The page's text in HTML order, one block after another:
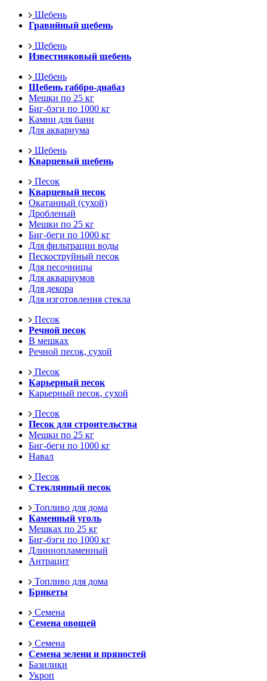
Щебень
Гравийный щебень
Щебень
Известняковый щебень
Щебень
Щебень габбро-диабаз
Мешки по 25 кг
Биг-бэги по 1000 кг
Камни для бани
Для аквариума
Щебень
Кварцевый щебень
Песок
Кварцевый песок
Окатанный (сухой)
Дробленый
Мешки по 25 кг
Биг-беги по 1000 кг
Для фильтрации воды
Пескоструйный песок
Для песочницы
Для аквариумов
Для декора
Для изготовления стекла
Песок
Речной песок
В мешках
Речной песок, сухой
Песок
Карьерный песок
Карьерный песок, сухой
Песок
Песок для строительства
Мешки по 25 кг
Биг-беги по 1000 кг
Навал
Песок
Стеклянный песок
Топливо для дома
Каменный уголь
Мешках по 25 кг
Биг-бэги по 1000 кг
Длиннопламенный
Антрацит
Топливо для дома
Брикеты
Семена
Семена овощей
Семена
Семена зелени и пряностей
Базилики
Укроп